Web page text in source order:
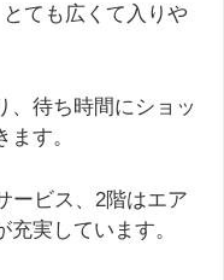
ても広くて入りや
、待ち時間にショッ
す。
ービス、2階はエア
実しています。